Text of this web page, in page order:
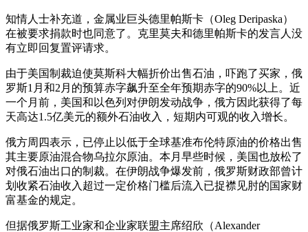
知情人士补充道，金属业巨头德里帕斯卡（Oleg Deripaska）
在被要求捐款时也同意了。克里莫夫和德里帕斯卡的发言人没
有立即回复置评请求。
由于美国制裁迫使莫斯科大幅折价出售石油，吓跑了买家，俄
罗斯1月和2月的预算赤字飙升至全年预期赤字的90%以上。近
一个月前，美国和以色列对伊朗发动战争，俄方因此获得了每
天高达1.5亿美元的额外石油收入，短期内可观的收入增长。
俄方周四表示，已停止以低于全球基准布伦特原油的价格出售
其主要原油混合物乌拉尔原油。本月早些时候，美国也放松了
对俄石油出口的制裁。在伊朗战争爆发前，俄罗斯财政部曾计
划收紧石油收入超过一定价格门槛后流入已捉襟见肘的国家财
富基金的规定。
但据俄罗斯工业家和企业家联盟主席绍欣（Alexander